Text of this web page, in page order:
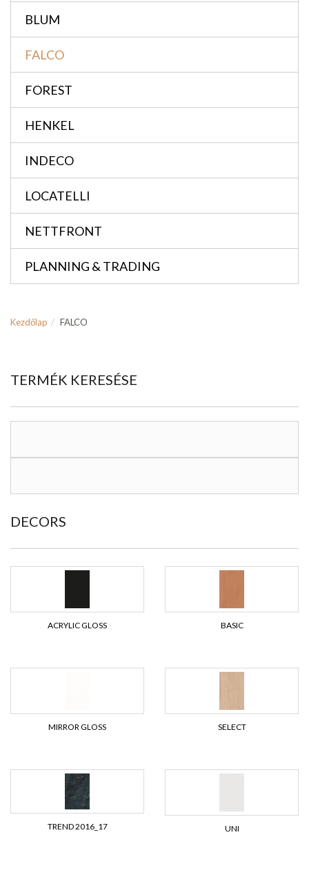
BLUM
FALCO
FOREST
HENKEL
INDECO
LOCATELLI
NETTFRONT
PLANNING & TRADING
Kezdőlap FALCO
TERMÉK KERESÉSE
DECORS
ACRYLIC GLOSS BASIC
MIRROR GLOSS SELECT
TREND 2016_17 UNI